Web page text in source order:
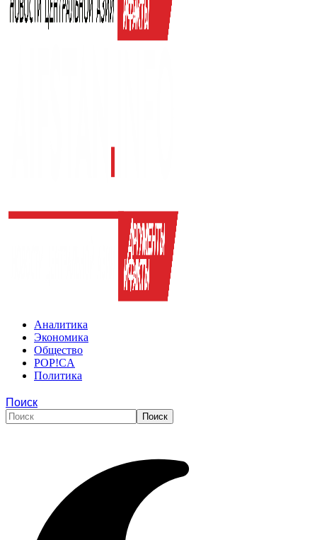
Аналитика
Экономика
Общество
POP!CA
Политика
Поиск